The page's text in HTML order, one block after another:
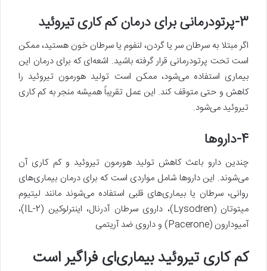
3-پرتودرمانی برای درمان کم کاری تیروئید
اگر مبتلا به سرطان سر یا گردن، لنفوم یا سرطان خون هستید، ممکن
است تحت پرتودرمانی قرار گرفته باشید. اشعه‌ای که برای درمان این
بیماری استفاده می‌شود، ممکن است تولید هورمون تیروئید را
کاهش و حتی متوقف کند. این عمل تقریباً همیشه منجر به کم کاری
تیروئید می‌شود.
4-داروها
چندین دارو باعث کاهش تولید هورمون تیروئید و کم ‌کاری آن
می‌شوند. این داروها شامل مواردی است که برای درمان بیماری‌های
روانی، سرطان یا بیماری‌های قلبی استفاده می‌شوند مانند لیتیوم
میتوتان (Lysodren)، داروی سرطان آدرنال، اینترلوکین (IL-2)،
آمیودارون (Pacerone) و داروی ضد آریتمی
کم کاری تیروئید بیماری‌ای فراگیر است